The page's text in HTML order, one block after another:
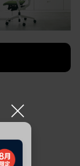
×